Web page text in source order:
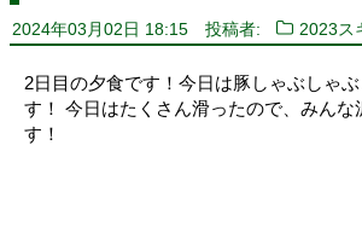
2024年03月02日 18:15 投稿者: 2023ス
2日目の夕食です！今日は豚しゃぶしゃ
す！ 今日はたくさん滑ったので、みんな
す！